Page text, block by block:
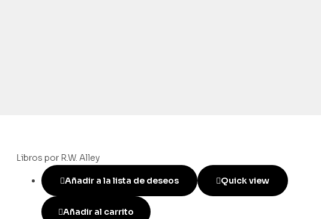
Libros por R.W. Alley
Añadir a la lista de deseos Quick view
Añadir al carrito